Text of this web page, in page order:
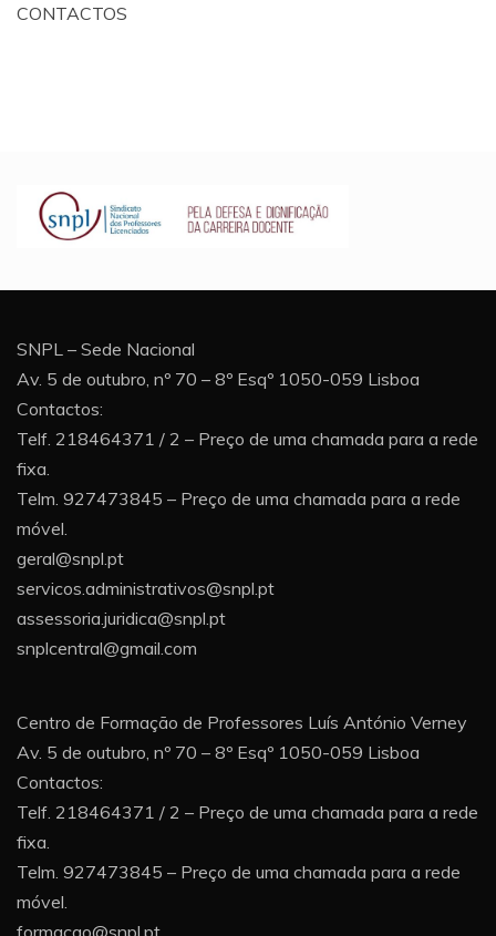
CONTACTOS
SNPL – Sede Nacional
Av. 5 de outubro, nº 70 – 8º Esqº 1050-059 Lisboa
Contactos:
Telf. 218464371 / 2 – Preço de uma chamada para a rede
fixa.
Telm. 927473845 – Preço de uma chamada para a rede
móvel.
geral@snpl.pt
servicos.administrativos@snpl.pt
assessoria.juridica@snpl.pt
snplcentral@gmail.com
Centro de Formação de Professores Luís António Verney
Av. 5 de outubro, nº 70 – 8º Esqº 1050-059 Lisboa
Contactos:
Telf. 218464371 / 2 – Preço de uma chamada para a rede
fixa.
Telm. 927473845 – Preço de uma chamada para a rede
móvel.
formacao@snpl.pt